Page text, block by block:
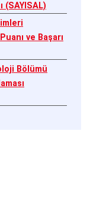
(SAYISAL)
ve Başarı
Bölümü